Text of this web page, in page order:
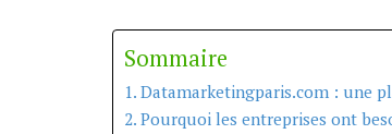
Sommaire
Datamarketingparis.com : une
Pourquoi les entreprises ont